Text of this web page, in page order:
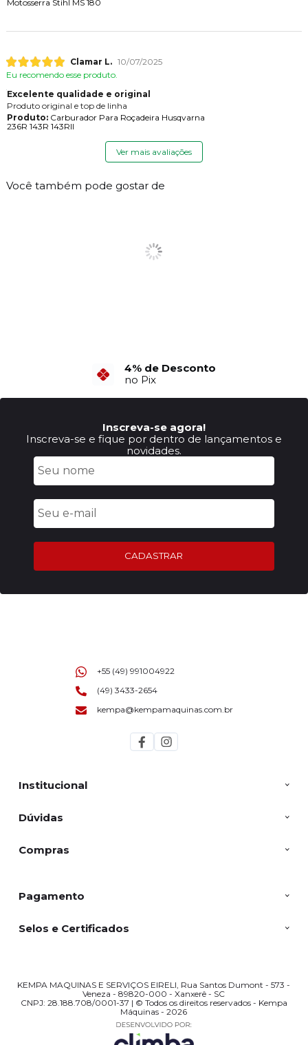
Motosserra Stihl MS 180
Clamar L. 10/07/2025
Eu recomendo esse produto.
Excelente qualidade e original
Produto original e top de linha
Produto:Carburador Para Roçadeira Husqvarna
236R 143R 143RII
Ver mais avaliações
Você também pode gostar de
4% de Desconto
no Pix
6X Sem Juros
no Cartão de Crédito
Inscreva-se agora!
Inscreva-se e fique por dentro de lançamentos e
novidades.
CADASTRAR
Institucional
Dúvidas
Compras
+55 (49) 991004922
(49) 3433-2654
kempa@kempamaquinas.com.br
Pagamento
Selos e Certificados
KEMPA MAQUINAS E SERVIÇOS EIRELI, Rua Santos Dumont - 573 -
Veneza - 89820-000 - Xanxerê - SC
CNPJ: 28.188.708/0001-37 | © Todos os direitos reservados - Kempa
Máquinas - 2026